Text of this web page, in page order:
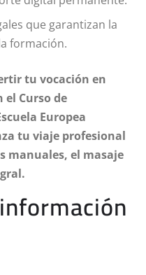
que garantizan la
formación.
tu vocación en
Curso de
Europea
tu viaje profesional
manuales, el masaje